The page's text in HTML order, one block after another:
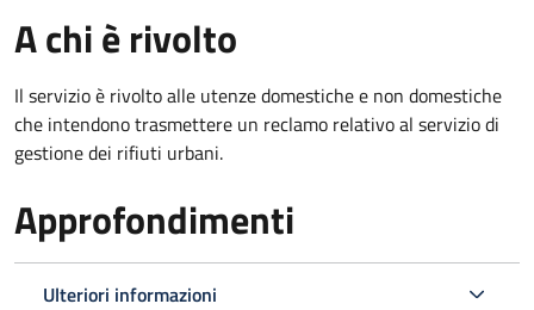
A chi è rivolto
Il servizio è rivolto alle utenze domestiche e non domestiche
che intendono trasmettere un reclamo relativo al servizio di
gestione dei rifiuti urbani.
Approfondimenti
Ulteriori informazioni